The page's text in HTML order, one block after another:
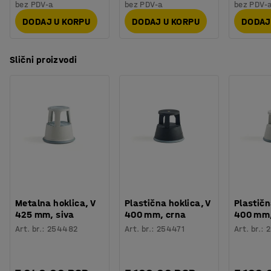
bez PDV-a
DODAJ U KORPU
bez PDV-a
DODAJ U KORPU
bez PDV-
Slični proizvodi
Metalna hoklica, V
425 mm, siva
Art. br.: 254482
Plastična hoklica, V
400 mm, crna
Art. br.: 254471
400
Art. br.: